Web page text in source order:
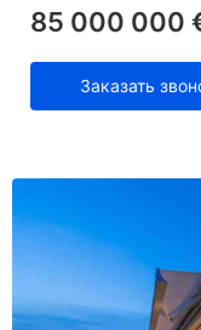
85 000 000
Заказать